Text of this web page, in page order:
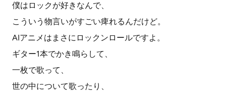
僕はロックが好きなんで、
こういう物言いがすごい痺れるんだけど。
AIアニメはまさにロックンロールですよ。
ギター1本でかき鳴らして、
一枚で歌って、
世の中について歌ったり、